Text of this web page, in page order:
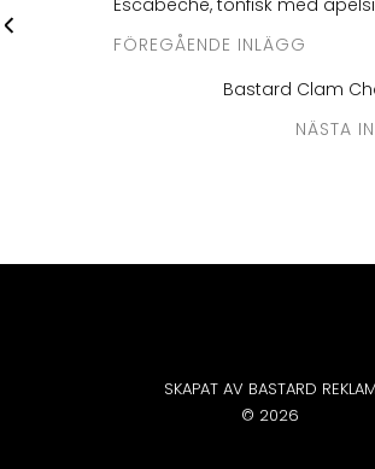
FÖREGÅENDE INLÄGG
Bastard Clam
NÄSTA
SKAPAT AV BASTARD REKLAM
© 2026